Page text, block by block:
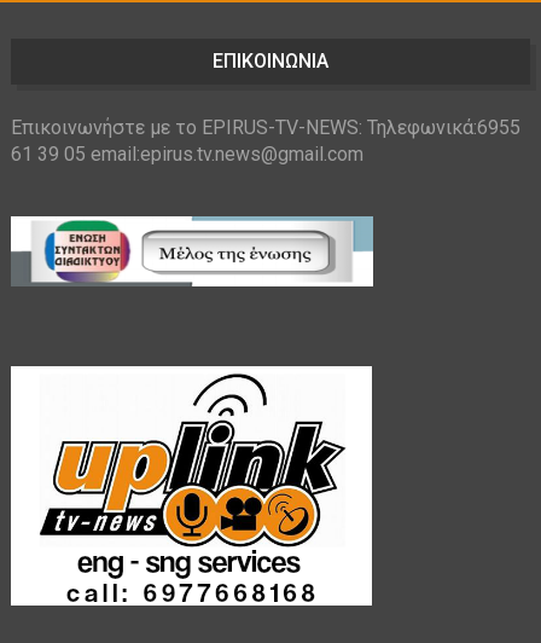
ΕΠΙΚΟΙΝΩΝΙΑ
Επικοινωνήστε με το EPIRUS-TV-NEWS: Τηλεφωνικά:6955
61 39 05 email:epirus.tv.news@gmail.com